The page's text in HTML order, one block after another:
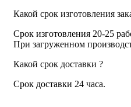
Какой срок изготовления
Срок изготовления 20-25
При загруженном
Какой срок доставки ?
Срок доставки 24 часа.